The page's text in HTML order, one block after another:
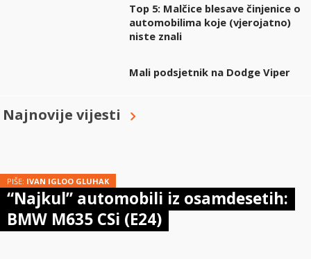
Top 5: Malčice blesave činjenice o
automobilima koje (vjerojatno)
niste znali
Mali podsjetnik na Dodge Viper
Najnovije vijesti
PIŠE: IVAN IGLOO GLUHAK
“Najkul” automobili iz osamdesetih:
BMW M635 CSi (E24)